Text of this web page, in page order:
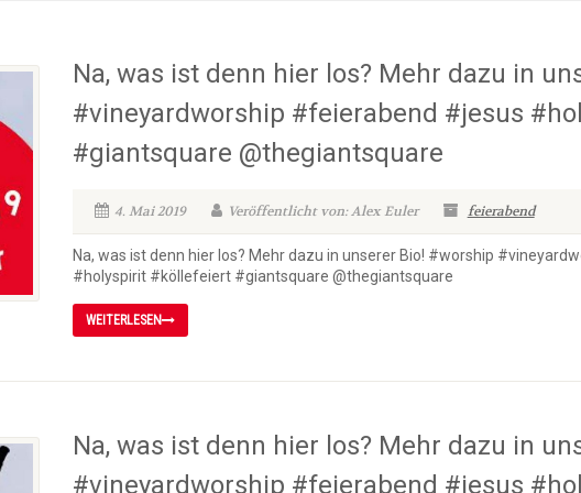
Na, was ist denn hier los? Mehr dazu in
#vineyardworship #feierabend #jesus
#giantsquare @thegiantsquare
4. Mai 2019 Veröffentlicht von: Alex Euler feierabend
Na, was ist denn hier los? Mehr dazu in unserer Bio! #worship
#holyspirit #köllefeiert #giantsquare @thegiantsquare
WEITERLESEN
Na, was ist denn hier los? Mehr dazu in
#vineyardworship #feierabend #jesus